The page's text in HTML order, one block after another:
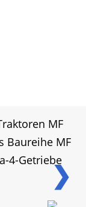
❯
MF
Baureihe MF
4-Getriebe